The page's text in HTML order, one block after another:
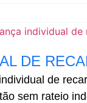
DE
de
sem rateio